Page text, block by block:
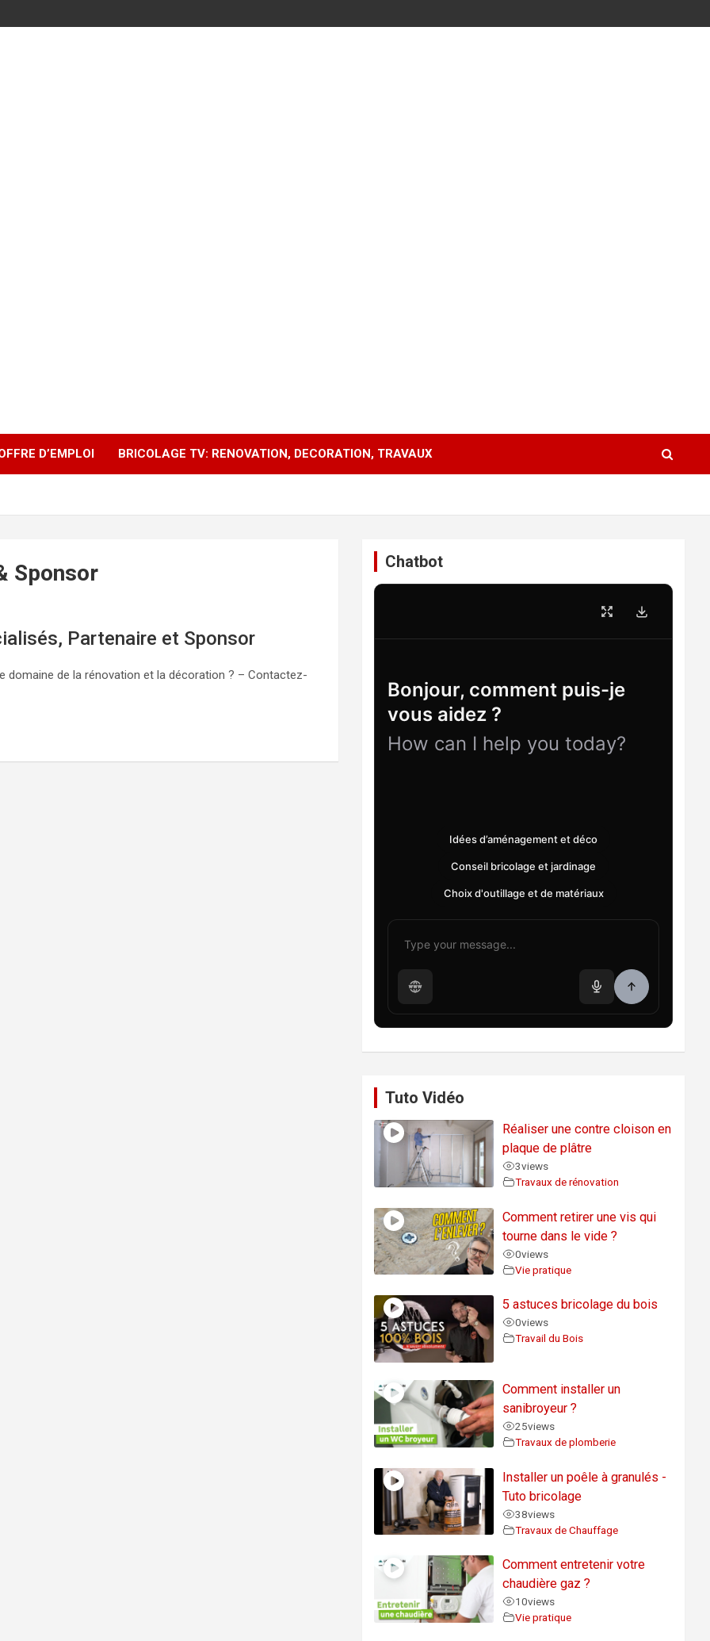
D’EMPLOI BRICOLAGE TV: RENOVATION, DECORATION, TRAVAUX
Sponsor
Partenaire et Sponsor
domaine de la rénovation et la décoration ? – Contactez-
Chatbot
Bonjour, comment puis-je
vous aidez ?
How can I help you today?
Idées d’aménagement et déco
Conseil bricolage et jardinage
Choix d'outillage et de matériaux
Tuto Vidéo
Réaliser une contre cloison en
plaque de plâtre
3views
Travaux de rénovation
Comment retirer une vis qui
tourne dans le vide ?
0views
Vie pratique
5 astuces bricolage du bois
0views
Travail du Bois
Comment installer un
sanibroyeur ?
25views
Travaux de plomberie
Installer un poêle à granulés -
Tuto bricolage
38views
Travaux de Chauffage
Comment entretenir votre
chaudière gaz ?
10views
Vie pratique